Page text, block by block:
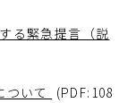
る緊急提言（説
いて
(PDF:108